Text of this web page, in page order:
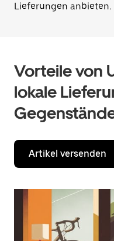
Lieferungen anbieten.
Vorteile von
lokale
Artikel versenden